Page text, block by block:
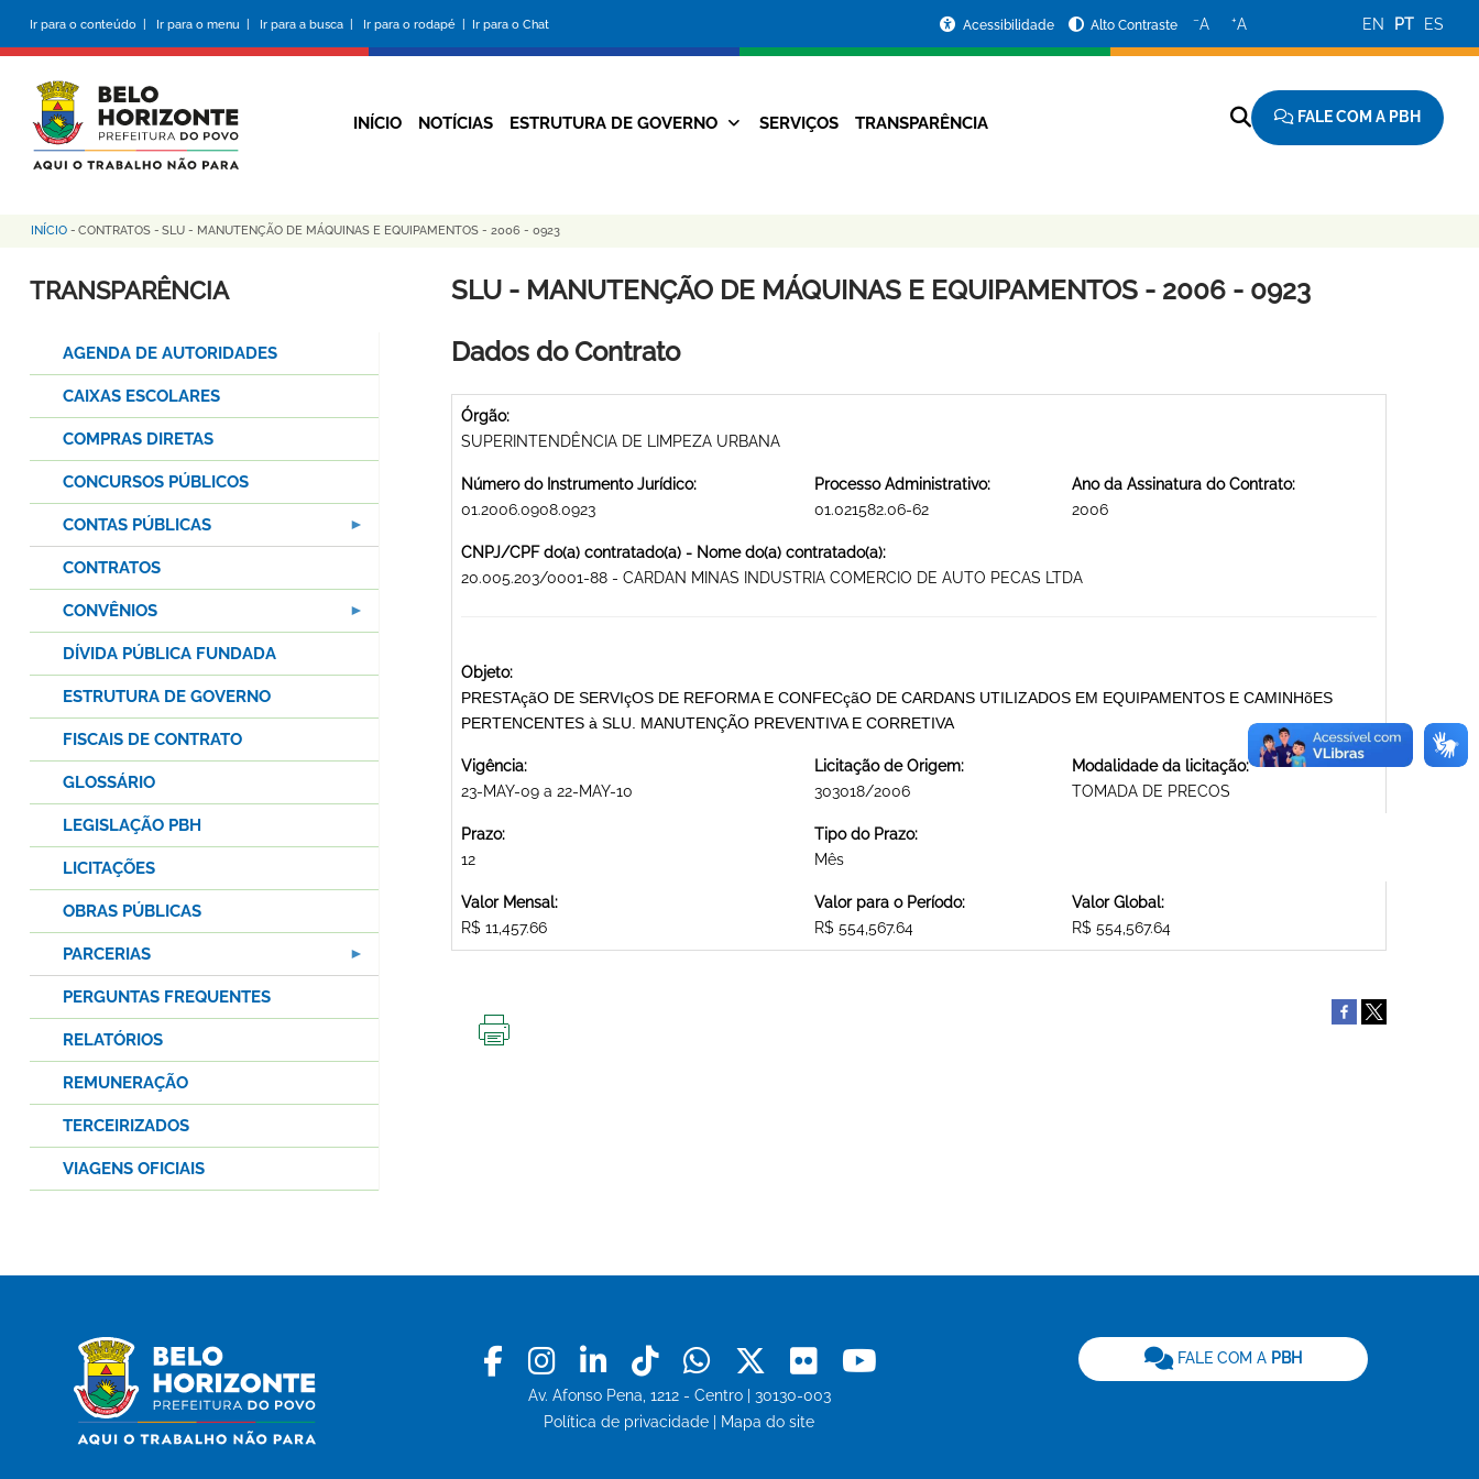
conteúdo
principal
Ir para o conteúdo | Ir para o menu | Ir para a busca | Ir para o rodapé | Ir para o Chat
da
Prefeitura
Acessibilidade Alto Contraste −A +A EN PT ES
Navegação
INÍCIO NOTÍCIAS ESTRUTURA DE GOVERNO SERVIÇOS TRANSPARÊNCIA FALE COM A PBH
Trilha
de
INÍCIO - CONTRATOS - SLU - MANUTENÇÃO DE MÁQUINAS E EQUIPAMENTOS - 2006 - 0923
SLU - MANUTENÇÃO DE MÁQUINAS E EQUIPAMENTOS - 2006 - 0923
Dados do Contrato
Órgão:
SUPERINTENDÊNCIA DE LIMPEZA URBANA
Número do Instrumento Jurídico:
01.2006.0908.0923
Processo Administrativo:
01.021582.06-62
Ano da Assinatura do Contrato:
2006
CNPJ/CPF do(a) contratado(a) - Nome do(a) contratado(a):
20.005.203/0001-88 - CARDAN MINAS INDUSTRIA COMERCIO DE AUTO PECAS LTDA
Objeto:
PRESTAçãO DE SERVIçOS DE REFORMA E CONFECçãO DE CARDANS UTILIZADOS EM EQUIPAMENTOS E CAMINHõES
PERTENCENTES à SLU. MANUTENÇÃO PREVENTIVA E CORRETIVA
Vigência:
23-MAY-09 a 22-MAY-10
Licitação de Origem:
303018/2006
Modalidade da licitação:
TOMADA DE PRECOS
Prazo:
12
Tipo do Prazo:
Mês
Valor Mensal:
R$ 11,457.66
Valor para o Período:
R$ 554,567.64
Valor Global:
R$ 554,567.64
TRANSPARÊNCIA
AGENDA DE AUTORIDADES
CAIXAS ESCOLARES
COMPRAS DIRETAS
CONCURSOS PÚBLICOS
CONTAS PÚBLICAS
CONTRATOS
CONVÊNIOS
DÍVIDA PÚBLICA FUNDADA
ESTRUTURA DE GOVERNO
FISCAIS DE CONTRATO
GLOSSÁRIO
LEGISLAÇÃO PBH
LICITAÇÕES
OBRAS PÚBLICAS
PARCERIAS
PERGUNTAS FREQUENTES
RELATÓRIOS
REMUNERAÇÃO
TERCEIRIZADOS
VIAGENS OFICIAIS
Facebook
Instagram
LinkedinTiktokWhatsapp
X Flickr
Av. Afonso Pena, 1212 - Centro | 30130-003
Política de privacidade
Mapa do site
FALE COM A PBH